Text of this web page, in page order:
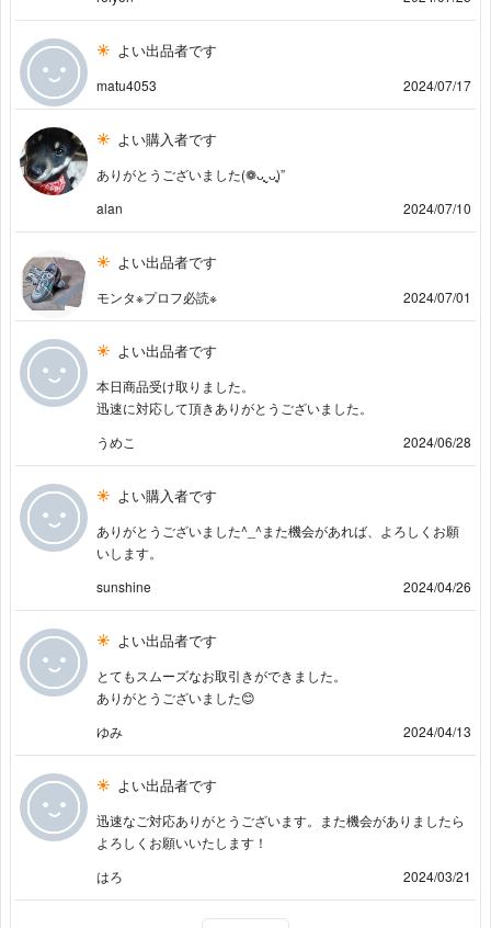
よい出品者です
matu4053 2024/07/17
よい購入者です
ありがとうございました(❁ ᴗ͈ˬᴗ͈)”
alan
2024/07/10
よい出品者です
モンタ※プロフ必読※ 2024/07/01
よい出品者です
本日商品受け取りました。
迅速に対応して頂きありがとうございました。
うめこ
2024/06/28
よい購入者です
ありがとうございました^_^また機会があれば、よろしくお願
いします。
sunshine
2024/04/26
よい出品者です
とてもスムーズなお取引きができました。
ありがとうございました😊
ゆみ
2024/04/13
よい出品者です
迅速なご対応ありがとうございます。また機会がありましたら
よろしくお願いいたします！
はろ
2024/03/21